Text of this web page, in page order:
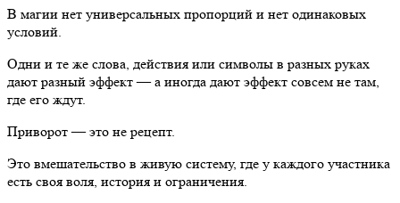
В магии нет универсальных пропорций и нет одинаковых
условий.
Одни и те же слова, действия или символы в разных руках
дают разный эффект — а иногда дают эффект совсем не там,
где его ждут.
Приворот — это не рецепт.
Это вмешательство в живую систему, где у каждого участника
есть своя воля, история и ограничения.